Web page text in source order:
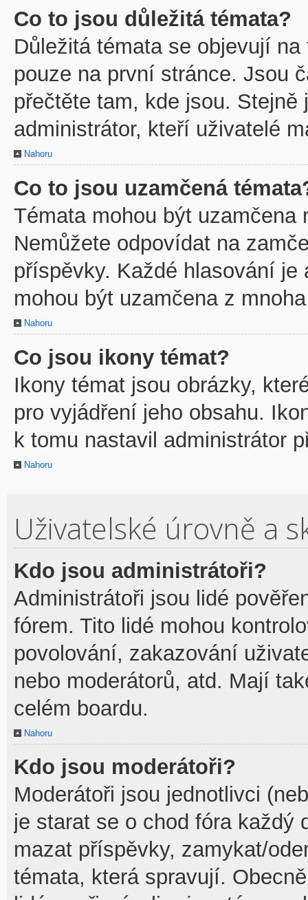
Co to jsou důležitá témata?
Důležitá témata se objevují
pouze na první stránce. Jsou
přečtěte tam, kde jsou.
administrátor, kteří uživatelé
Nahoru
Co to jsou uzamčená
Témata mohou být uzamčena
Nemůžete odpovídat na
příspěvky. Každé hlasování
mohou být uzamčena z
Nahoru
Co jsou ikony témat?
Ikony témat jsou obrázky,
pro vyjádření jeho obsahu.
k tomu nastavil administrátor
Nahoru
Uživatelské úrovně a
Kdo jsou administrátoři?
Administrátoři jsou lidé
fórem. Tito lidé mohou
povolování, zakazování
nebo moderátorů, atd. Mají
celém boardu.
Nahoru
Kdo jsou moderátoři?
Moderátoři jsou jednotlivci
je starat se o chod fóra každý
mazat příspěvky, zamykat/
témata, která spravují.